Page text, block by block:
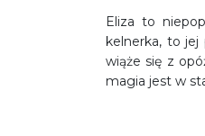
Eliza to
kelnerka, to
wiąże się z
magia jest w